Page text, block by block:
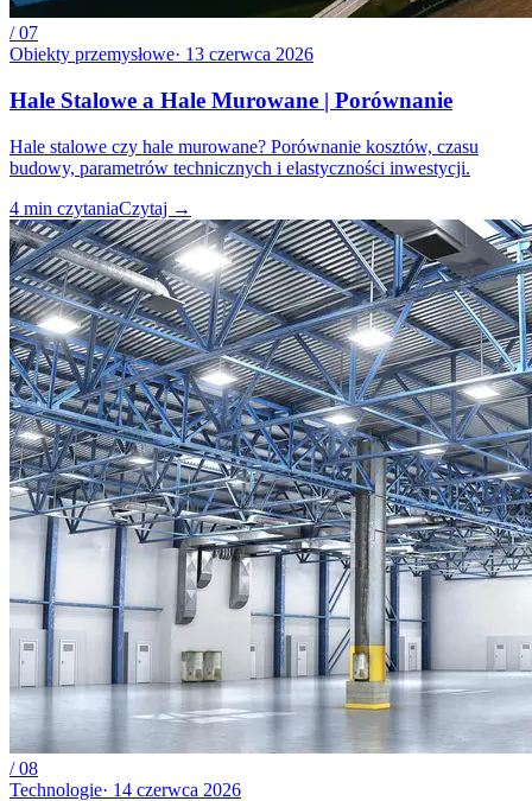
/07
Obiekty przemysłowe· 13 czerwca 2026
Hale Stalowe a Hale Murowane | Porównanie
Hale stalowe czy hale murowane? Porównanie kosztów, czasu
budowy, parametrów technicznych i elastyczności inwestycji.
4 min czytaniaCzytaj →
/08
Technologie· 14 czerwca 2026